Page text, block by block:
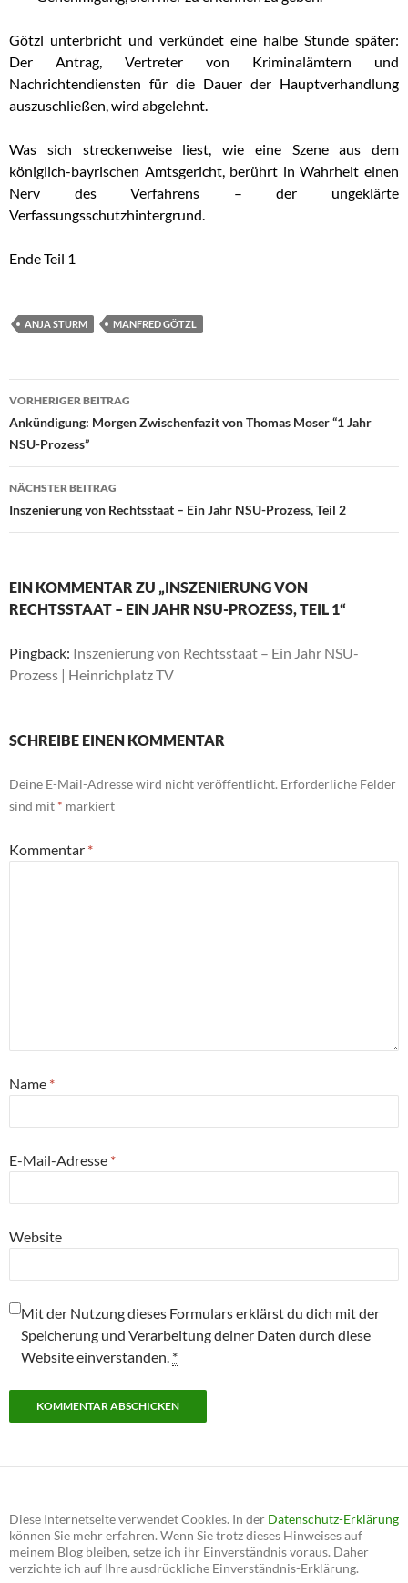
Götzl unterbricht und verkündet eine halbe Stunde später:
Der Antrag, Vertreter von Kriminalämtern und
Nachrichtendiensten für die Dauer der Hauptverhandlung
auszuschließen, wird abgelehnt.
Was sich streckenweise liest, wie eine Szene aus dem
königlich-bayrischen Amtsgericht, berührt in Wahrheit einen
Nerv des Verfahrens – der ungeklärte
Verfassungsschutzhintergrund.
Ende Teil 1
ANJA STURM MANFRED GÖTZL
Beitragsnavigation
VORHERIGER BEITRAG
Ankündigung: Morgen Zwischenfazit von Thomas Moser “1 Jahr
NSU-Prozess”
NÄCHSTER BEITRAG
Inszenierung von Rechtsstaat – Ein Jahr NSU-Prozess, Teil 2
EIN KOMMENTAR ZU „INSZENIERUNG VON
RECHTSSTAAT – EIN JAHR NSU-PROZESS, TEIL 1“
Pingback: Inszenierung von Rechtsstaat – Ein Jahr NSU-
Prozess | Heinrichplatz TV
SCHREIBE EINEN KOMMENTAR
Deine E-Mail-Adresse wird nicht veröffentlicht. Erforderliche Felder
sind mit * markiert
Kommentar *
Name *
E-Mail-Adresse *
Website
Mit der Nutzung dieses Formulars erklärst du dich mit der
Speicherung und Verarbeitung deiner Daten durch diese
Website einverstanden. *
Diese Internetseite verwendet Cookies. In der Datenschutz-Erklärung
können Sie mehr erfahren. Wenn Sie trotz dieses Hinweises auf
meinem Blog bleiben, setze ich ihr Einverständnis voraus. Daher
verzichte ich auf Ihre ausdrückliche Einverständnis-Erklärung.